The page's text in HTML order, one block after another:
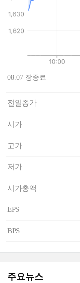
08.07 장종료
전일종가
시가
고가
저가
시가총액
EPS
BPS
주요뉴스